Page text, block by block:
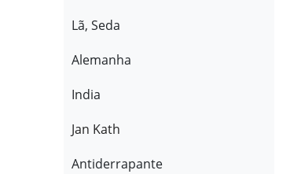
Lã, Seda
Alemanha
India
Jan Kath
Antiderrapante